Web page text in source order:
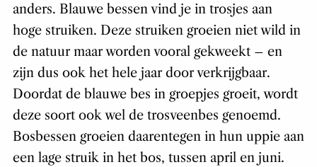
anders. Blauwe bessen vind je in trosjes aan
hoge struiken. Deze struiken groeien niet wild in
de natuur maar worden vooral gekweekt – en
zijn dus ook het hele jaar door verkrijgbaar.
Doordat de blauwe bes in groepjes groeit, wordt
deze soort ook wel de trosveenbes genoemd.
Bosbessen groeien daarentegen in hun uppie aan
een lage struik in het bos, tussen april en juni.